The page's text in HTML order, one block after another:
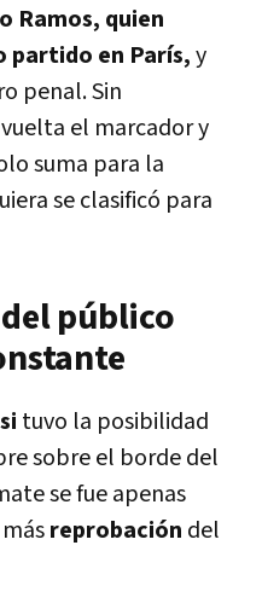
Ramos, quien
partido en París,y
penal. Sin
el marcador y
suma para la
se clasificó para
público
tuvo la posibilidad
sobre el borde del
se fue apenas
reprobación del